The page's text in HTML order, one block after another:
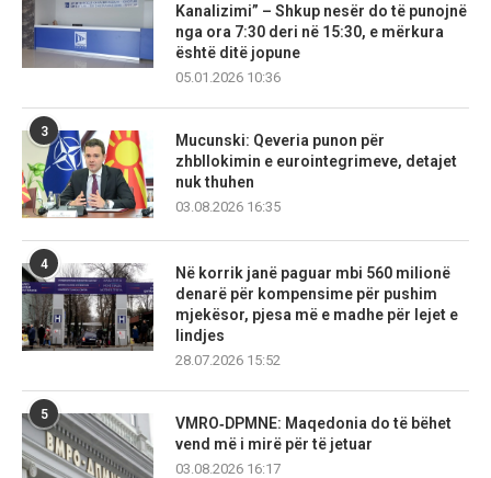
Kanalizimi” – Shkup nesër do të punojnë
nga ora 7:30 deri në 15:30, e mërkura
është ditë jopune
05.01.2026 10:36
3
Mucunski: Qeveria punon për
zhbllokimin e eurointegrimeve, detajet
nuk thuhen
03.08.2026 16:35
4
Në korrik janë paguar mbi 560 milionë
denarë për kompensime për pushim
mjekësor, pjesa më e madhe për lejet e
lindjes
28.07.2026 15:52
5
VMRO‑DPMNE: Maqedonia do të bëhet
vend më i mirë për të jetuar
03.08.2026 16:17